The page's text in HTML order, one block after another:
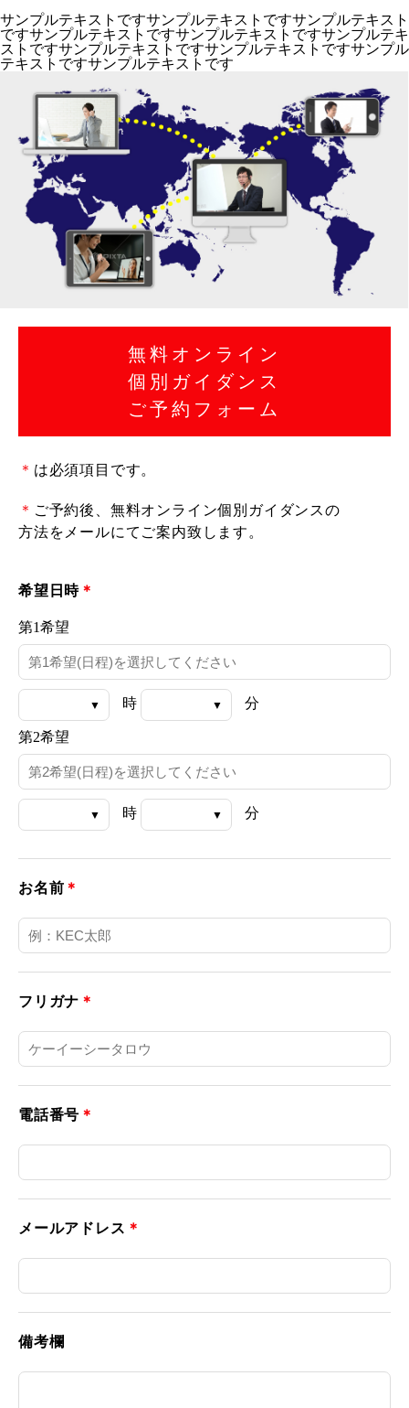
サンプルテキストですサンプルテキストですサンプルテキスト
ですサンプルテキストですサンプルテキストですサンプルテキ
ストですサンプルテキストですサンプルテキストですサンプル
テキストですサンプルテキストです
無料オンライン
個別ガイダンス
ご予約フォーム
＊ は必須項目です。
＊ ご予約後、無料オンライン個別ガイダンスの
方法をメールにてご案内致します。
希望日時 ＊
第1希望
時 分
第2希望
時 分
お名前 ＊
フリガナ ＊
電話番号 ＊
メールアドレス ＊
備考欄